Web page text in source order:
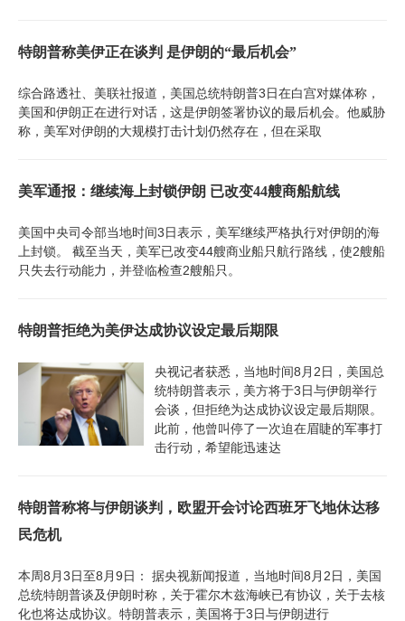
特朗普称美伊正在谈判 是伊朗的“最后机会”
综合路透社、美联社报道，美国总统特朗普3日在白宫对媒体称，
美国和伊朗正在进行对话，这是伊朗签署协议的最后机会。他威胁
称，美军对伊朗的大规模打击计划仍然存在，但在采取
美军通报：继续海上封锁伊朗 已改变44艘商船航线
美国中央司令部当地时间3日表示，美军继续严格执行对伊朗的海
上封锁。 截至当天，美军已改变44艘商业船只航行路线，使2艘船
只失去行动能力，并登临检查2艘船只。
特朗普拒绝为美伊达成协议设定最后期限
央视记者获悉，当地时间8月2日，美国总
统特朗普表示，美方将于3日与伊朗举行
会谈，但拒绝为达成协议设定最后期限。
此前，他曾叫停了一次迫在眉睫的军事打
击行动，希望能迅速达
特朗普称将与伊朗谈判，欧盟开会讨论西班牙飞地休达移
民危机
本周8月3日至8月9日： 据央视新闻报道，当地时间8月2日，美国
总统特朗普谈及伊朗时称，关于霍尔木兹海峡已有协议，关于去核
化也将达成协议。特朗普表示，美国将于3日与伊朗进行